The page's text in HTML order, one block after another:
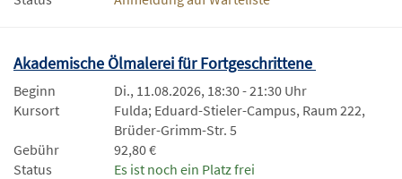
Akademische Ölmalerei für Fortgeschrittene
Beginn
Di., 11.08.2026, 18:30 - 21:30 Uhr
Kursort
Fulda; Eduard-Stieler-Campus, Raum 222,
Brüder-Grimm-Str. 5
Gebühr
92,80 €
Status
Es ist noch ein Platz frei